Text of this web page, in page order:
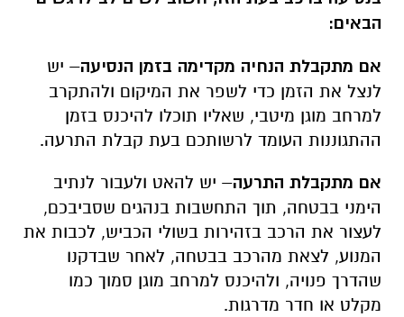
הבאים:
אם מתקבלת הנחיה מקדימה בזמן הנסיעה– יש
לנצל את הזמן כדי לשפר את המיקום ולהתקרב
למרחב מוגן מיטבי, שאליו תוכלו להיכנס בזמן
ההתגוננות העומד לרשותכם בעת קבלת התרעה.
אם מתקבלת התרעה– יש להאט ולעבור לנתיב
הימני בבטחה, תוך התחשבות בנהגים שסביבכם,
לעצור את הרכב בזהירות בשולי הכביש, לכבות את
המנוע, לצאת מהרכב בבטחה, לאחר שבדקנו
שהדרך פנויה, ולהיכנס למרחב מוגן סמוך כמו
מקלט או חדר מדרגות.